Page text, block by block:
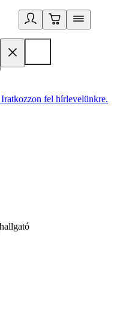
fel hírlevelünkre.